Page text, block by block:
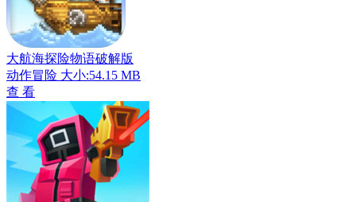
大航海探险物语破解版
动作冒险 大小:54.15 MB
查 看